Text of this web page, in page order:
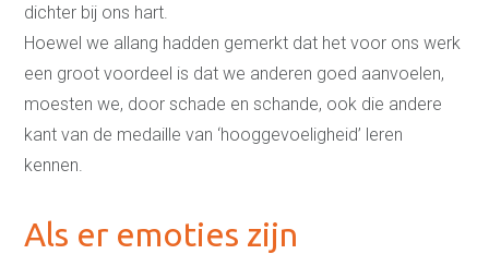
dichter bij ons hart.
Hoewel we allang hadden gemerkt dat het voor ons werk
een groot voordeel is dat we anderen goed aanvoelen,
moesten we, door schade en schande, ook die andere
kant van de medaille van ‘hooggevoeligheid’ leren
kennen.
Als er emoties zijn